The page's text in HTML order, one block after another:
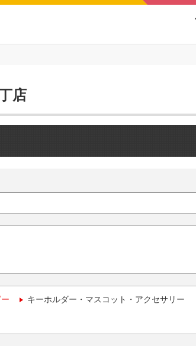
店
キーホルダー・マスコット・アクセサリー